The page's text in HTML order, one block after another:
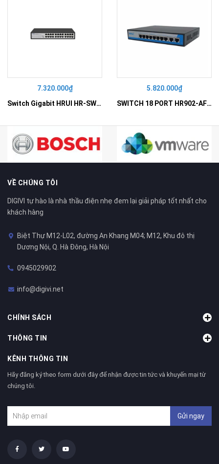
7.320.000₫
Switch Gigabit HRUI HR-SWG10240D
5.820.000₫
SWITCH 18 PORT HR902-AF162G-300 – Switch PoE 16 Cổng
VỀ CHÚNG TÔI
DIGIVI tự hào là nhà thầu điện nhẹ đem lại giải pháp tốt nhất cho
khách hàng
Biệt Thự M12-L02, đường An Khang M04; M12, Khu đô thị
Dương Nội, Q. Hà Đông, Hà Nội
0945029902
info@digivi.net
CHÍNH SÁCH
THÔNG TIN
KÊNH THÔNG TIN
Hãy đăng ký theo form dưới đây để nhận được tin tức và khuyến mại từ
chúng tôi.
Gửi ngay